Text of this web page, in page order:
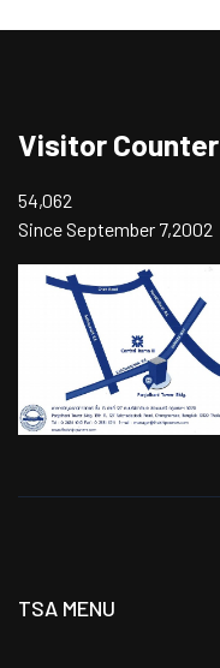
Visitor Counter
54,062
Since September 7,2002
TSA MENU